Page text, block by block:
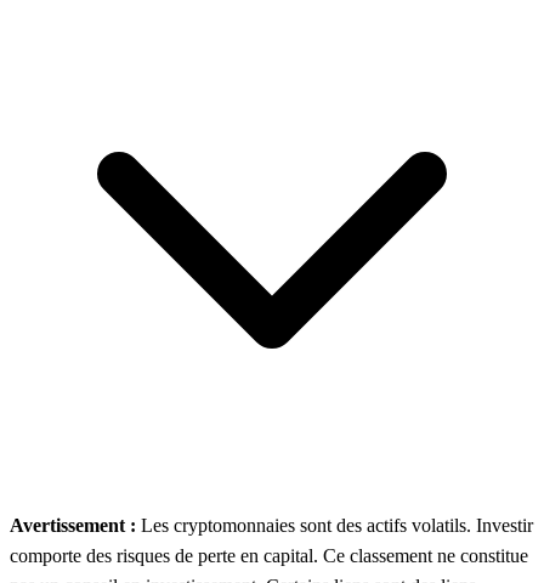
Avertissement : Les cryptomonnaies sont des actifs volatils. Investir
comporte des risques de perte en capital. Ce classement ne constitue